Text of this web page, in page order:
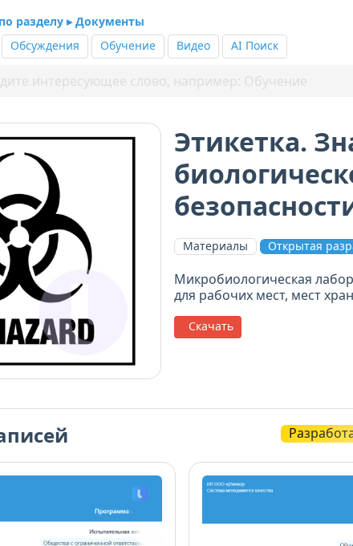
разделу ▸ Документы
Обсуждения Обучение Видео AI Поиск
Этикетка.
Материалы Открытая
Микробиологическая
для рабочих мест, мест
Скачать